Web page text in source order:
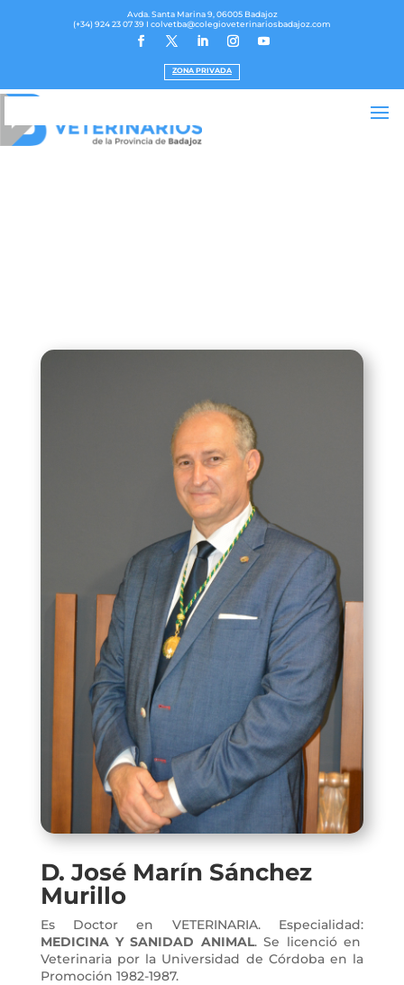
Avda. Santa Marina 9, 06005 Badajoz
(+34) 924 23 07 39 I colvetba@colegioveterinariosbadajoz.com
ZONA PRIVADA
D. José Marín Sánchez
Murillo
Es Doctor en VETERINARIA. Especialidad:
MEDICINA Y SANIDAD ANIMAL. Se licenció en
Veterinaria por la Universidad de Córdoba en la
Promoción 1982-1987.